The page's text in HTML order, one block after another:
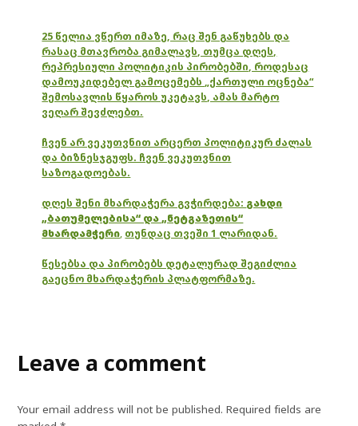
25 წელია ვწერთ იმაზე, რაც შენ გაწუხებს და
რასაც მთავრობა გიმალავს, თუმცა დღეს,
რეპრესიული პოლიტიკის პირობებში, როდესაც
დამოუკიდებელ გამოცემებს „ქართული ოცნება“
შემოსავლის წყაროს უკეტავს, ამას მარტო
ვეღარ შევძლებთ.
ჩვენ არ ვეკუთვნით არცერთ პოლიტიკურ ძალას
და ბიზნესჯგუფს. ჩვენ ვეკუთვნით
საზოგადოებას.
დღეს შენი მხარდაჭერა გვჭირდება: გახდი
„ბათუმელებისა“ და „ნეტგაზეთის“
მხარდამჭერი, თუნდაც თვეში 1 ლარიდან.
წესებსა და პირობებს დეტალურად შეგიძლია
გაეცნო მხარდაჭერის პლატფორმაზე.
Leave a comment
Your email address will not be published. Required fields are